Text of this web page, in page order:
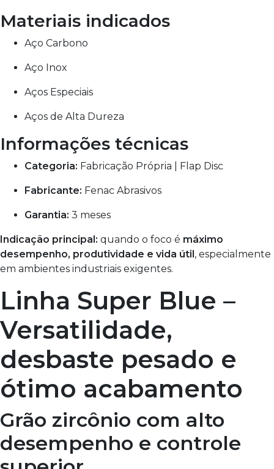
Materiais indicados
Aço Carbono
Aço Inox
Aços Especiais
Aços de Alta Dureza
Informações técnicas
Categoria: Fabricação Própria | Flap Disc
Fabricante: Fenac Abrasivos
Garantia: 3 meses
Indicação principal: quando o foco é máximo
desempenho, produtividade e vida útil, especialmente
em ambientes industriais exigentes.
Linha Super Blue –
Versatilidade,
desbaste pesado e
ótimo acabamento
Grão zircônio com alto
desempenho e controle